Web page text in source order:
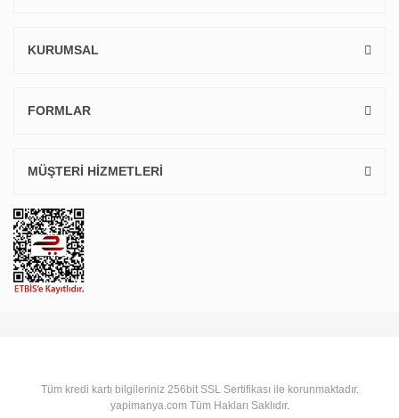
KURUMSAL
FORMLAR
MÜŞTERİ HİZMETLERİ
Tüm kredi kartı bilgileriniz 256bit SSL Sertifikası ile korunmaktadır.
yapimanya.com Tüm Hakları Saklıdır.